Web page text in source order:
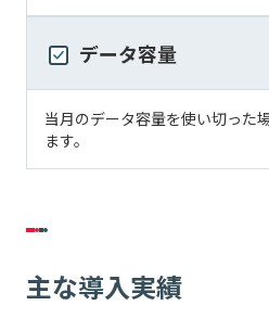
データ容量
当月のデータ容量を使い切った
ます。
主な導入実績